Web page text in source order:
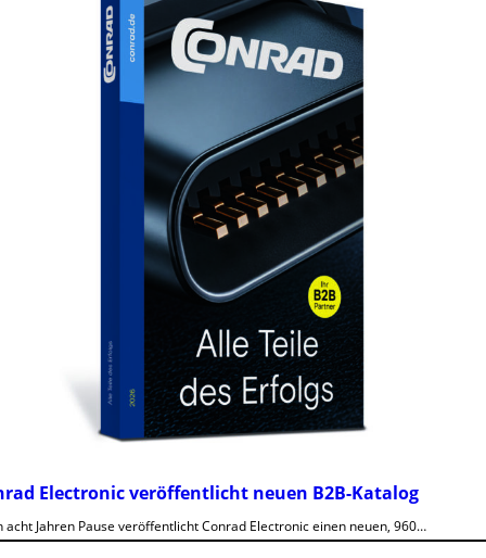
Electronic veröffentlicht neuen B2B-Katalog
acht Jahren Pause veröffentlicht Conrad Electronic einen neuen, 960…